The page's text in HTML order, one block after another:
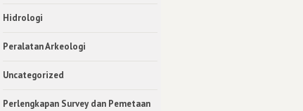
Hidrologi
Peralatan Arkeologi
Uncategorized
Perlengkapan Survey dan Pemetaan